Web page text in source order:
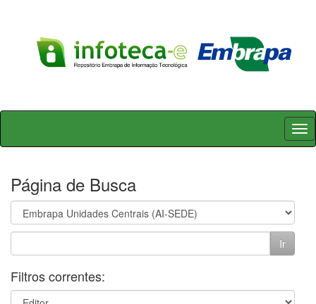
Skip
Página de Busca
Filtros correntes: